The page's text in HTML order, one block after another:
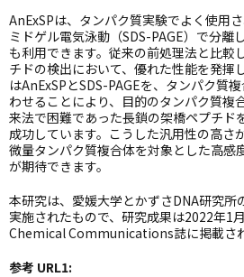
AnExSPは、タンパク質実験でよく使用
ミドゲル電気泳動（SDS-PAGE）で分離
も利用できます。従来の前処理法と比較
チドの検出において、優れた性能を発揮
はAnExSPとSDS-PAGEを、タンパク質
わせることにより、目的のタンパク質複
来法で困難であった長鎖の架橋ペプチド
成功しています。こうした汎用性の高さ
微量タンパク質複合体を対象とした高感
が期待できます。
本研究は、愛媛大学とかずさDNA研究所
実施されたもので、研究成果は2022年1
Chemical Communications誌に掲載さ
参考 URL1: